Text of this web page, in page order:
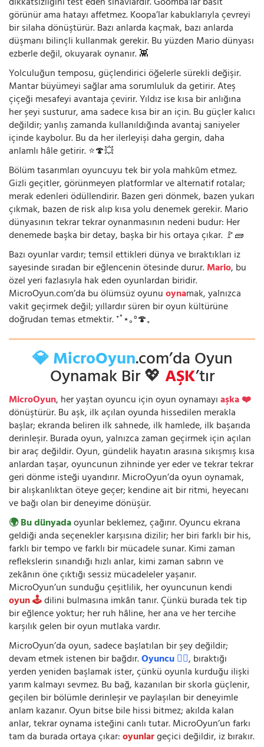
görünür ama hatayı affetmez. Koopa’lar kabuklarıyla çevreyi
bir silaha dönüştürür. Bazı anlarda kaçmak, bazı anlarda
düşmanı bilinçli kullanmak gerekir. Bu yüzden Mario dünyası
ezberle değil, okuyarak oynanır. 👾
Yolculuğun temposu, güçlendirici öğelerle sürekli değişir.
Mantar büyümeyi sağlar ama sorumluluk da getirir. Ateş
çiçeği mesafeyi avantaja çevirir. Yıldız ise kısa bir anlığına
her şeyi susturur, ama sadece kısa bir an için. Bu güçler kalıcı
değildir; yanlış zamanda kullanıldığında avantaj saniyeler
içinde kaybolur. Bu da her ilerleyişi daha gergin, daha
anlamlı hâle getirir. ⭐🍄💥
Bölüm tasarımları oyuncuyu tek bir yola mahkûm etmez.
Gizli geçitler, görünmeyen platformlar ve alternatif rotalar;
merak edenleri ödüllendirir. Bazen geri dönmek, bazen yukarı
çıkmak, bazen de risk alıp kısa yolu denemek gerekir. Mario
dünyasının tekrar tekrar oynanmasının nedeni budur: Her
denemede başka bir detay, başka bir his ortaya çıkar. 🚩🧱
Bazı oyunlar vardır; temsil ettikleri dünya ve bıraktıkları iz
sayesinde sıradan bir eğlencenin ötesinde durur.Mario, bu
özel yeri fazlasıyla hak eden oyunlardan biridir.
MicroOyun.com’da bu ölümsüz oyunuoynamak, yalnızca
vakit geçirmek değil; yıllardır süren bir oyun kültürüne
doğrudan temas etmektir. ⁺˚⋆｡°🍄₊
💎 MicroOyun.com’da Oyun
Oynamak Bir 💖AŞK’tır
MicroOyun, her yaştan oyuncu için oyun oynamayıaşka ❤️
dönüştürür. Bu aşk, ilk açılan oyunda hissedilen merakla
başlar; ekranda beliren ilk sahnede, ilk hamlede, ilk başarıda
derinleşir. Burada oyun, yalnızca zaman geçirmek için açılan
bir araç değildir. Oyun, gündelik hayatın arasına sıkışmış kısa
anlardan taşar, oyuncunun zihninde yer eder ve tekrar tekrar
geri dönme isteği uyandırır. MicroOyun’da oyun oynamak,
bir alışkanlıktan öteye geçer; kendine ait bir ritmi, heyecanı
ve bağı olan bir deneyime dönüşür.
🌍 Bu dünyadaoyunlar beklemez, çağırır. Oyuncu ekrana
geldiği anda seçenekler karşısına dizilir; her biri farklı bir his,
farklı bir tempo ve farklı bir mücadele sunar. Kimi zaman
reflekslerin sınandığı hızlı anlar, kimi zaman sabrın ve
zekânın öne çıktığı sessiz mücadeleler yaşanır.
MicroOyun’un sunduğu çeşitlilik, her oyuncunun kendi
oyun 🕹️dilini bulmasına imkân tanır. Çünkü burada tek tip
bir eğlence yoktur; her ruh hâline, her ana ve her tercihe
karşılık gelen bir oyun mutlaka vardır.
MicroOyun’da oyun, sadece başlatılan bir şey değildir;
devam etmek istenen bir bağdır.Oyuncu 🧍‍♂️, bıraktığı
yerden yeniden başlamak ister, çünkü oyunla kurduğu ilişki
yarım kalmayı sevmez. Bu bağ, kazanılan bir skorla güçlenir,
geçilen bir bölümle derinleşir ve paylaşılan bir deneyimle
anlam kazanır. Oyun bitse bile hissi bitmez; akılda kalan
anlar, tekrar oynama isteğini canlı tutar. MicroOyun’un farkı
tam da burada ortaya çıkar:oyunlargeçici değildir, iz bırakır.